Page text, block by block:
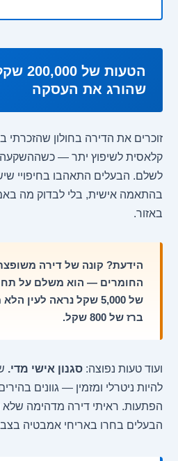
הטעות
שהורג את העסקה
זוכרים את הדירה בחולון שהזכרתי
קלאסית לשיפוץ יתר — כשההשקעה
לשלם. הבעלים התאהבו בחיפויי שיש
בהתאמה אישית, בלי לבדוק מה
באזור.
הידעת? קונה של דירה
החומרים — הוא משלם על
של 5,000 שקל נראה לעין
ברז של 800 שקל.
ועוד טעות נפוצה:סגנון אישי מדי.
להיות ניטרלי ומזמין — גוונים
הפתעות. ראיתי דירה מדהימה שלא
הבעלים בחרו באריחי אמבטיה